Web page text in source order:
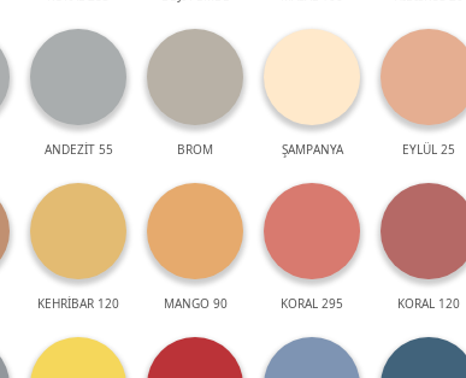
ANDEZİT 55 BROM ŞAMPANYA EYLÜL 25
KEHRİBAR 120 MANGO 90 KORAL 295 KORAL 120